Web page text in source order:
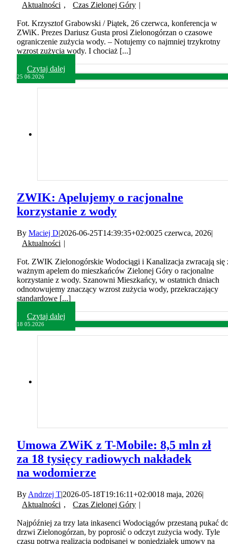
Aktualności , Czas Zielonej Góry |
Fot. Krzysztof Grabowski / Piątek, 26 czerwca, konferencja w
ZWiK. Prezes Dariusz Gusta prosi Zielonogórzan o czasowe
ograniczenie zużycia wody. – Notujemy co najmniej trzykrotny
wzrost zużycia wody. I chociaż [...]
Czytaj dalej
25 06.2026
ZWIK: Apelujemy o racjonalne
korzystanie z wody
By Maciej D|2026-06-25T14:39:35+02:0025 czerwca, 2026|
Aktualności |
Fot. ZWIK Zielonogórskie Wodociągi i Kanalizacja zwracają się
ważnym apelem do mieszkańców Zielonej Góry o racjonalne
korzystanie z wody. Szanowni Mieszkańcy, w ostatnich dniach
odnotowujemy znaczący wzrost zużycia wody, przekraczający
standardowe [...]
Czytaj dalej
18 05.2026
Umowa ZWiK z T-Mobile: 8,5 mln zł
za 18 tysięcy radiowych nakładek
na wodomierze
By Andrzej T|2026-05-18T19:16:11+02:0018 maja, 2026|
Aktualności , Czas Zielonej Góry |
Najpóźniej za trzy lata inkasenci Wodociągów przestaną pukać
drzwi Zielonogórzan, by poprosić o odczyt zużycia wody. Tyle
czasu potrwa realizacja podpisanej w poniedziałek umowy na